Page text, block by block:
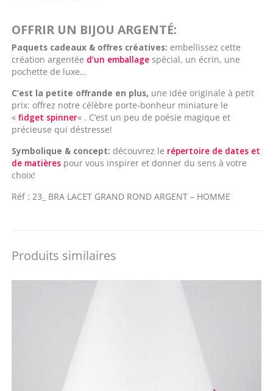
OFFRIR UN BIJOU ARGENTÉ:
Paquets cadeaux & offres créatives: embellissez cette
création argentée d’un emballagespécial, un écrin, une
pochette de luxe…
C’est la petite offrande en plus, une idée originale à petit
prix: offrez notre célèbre porte-bonheur miniature le
« fidget spinner« . C’est un peu de poésie magique et
précieuse qui déstresse!
Symbolique & concept: découvrez le répertoire de dates et
de matièrespour vous inspirer et donner du sens à votre
choix!
Réf : 23_ BRA LACET GRAND ROND ARGENT – HOMME
Produits similaires